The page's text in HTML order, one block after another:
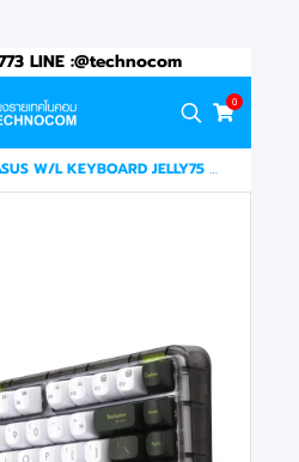
LINE :@technocom
0
W/L KEYBOARD JELLY75 KD201 GN-TH/VOLT GREEN (90XB0A10-BKB0U0)